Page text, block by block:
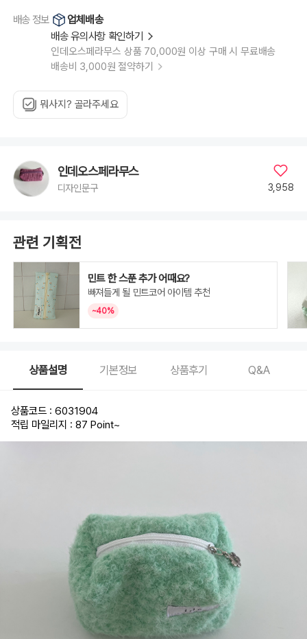
배송 정보
업체배송
배송 유의사항 확인하기
인데오스페라무스 상품 70,000원 이상 구매 시 무료배송
배송비 3,000원 절약하기
뭐사지? 골라주세요
인데오스페라무스
디자인문구 3,958
관련 기획전
민트 한 스푼 추가 어때요?
빠져들게 될 민트코어 아이템 추천
~40%
상품설명 기본정보 상품후기 Q&A
상품코드 : 6031904
적립 마일리지 : 87 Point~